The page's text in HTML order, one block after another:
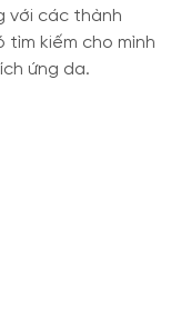
với các thành
kiếm cho mình
ứng da.